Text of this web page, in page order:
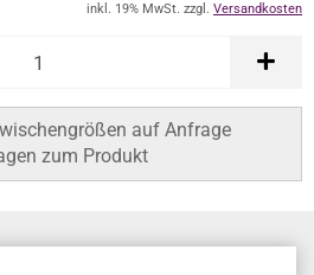
inkl. 19% MwSt. zzgl. Versandkosten
auf Anfrage
zum Produkt